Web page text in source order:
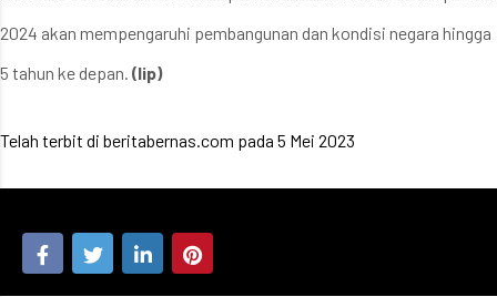
2024 akan mempengaruhi pembangunan dan kondisi negara hingga
5 tahun ke depan. (lip)
Telah terbit di beritabernas.com pada 5 Mei 2023